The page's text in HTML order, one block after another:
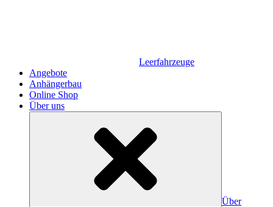
Leerfahrzeuge
Angebote
Anhängerbau
Online Shop
Über uns
Über